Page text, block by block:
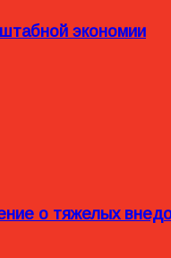
экономии
о тяжелых